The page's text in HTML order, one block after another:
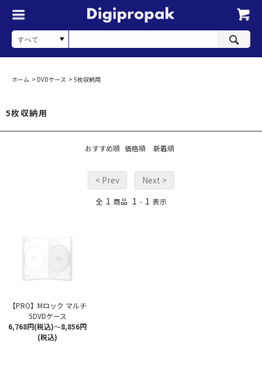
ホーム > DVDケース > 5枚収納用
5枚収納用
おすすめ順 価格順 新着順
< Prev Next >
全 1 商品 1 - 1 表示
【PRO】Mロック マルチ
5DVDケース
6,768円(税込)～8,856円
(税込)